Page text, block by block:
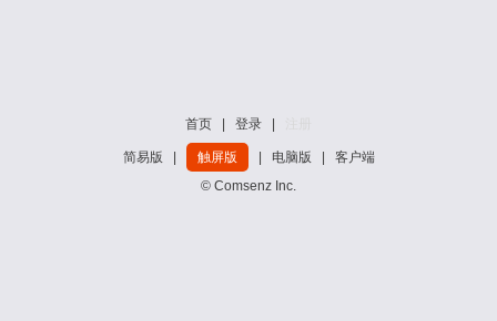
首页 登录
简易版 触屏版 电脑版
客户端
© Comsenz Inc.